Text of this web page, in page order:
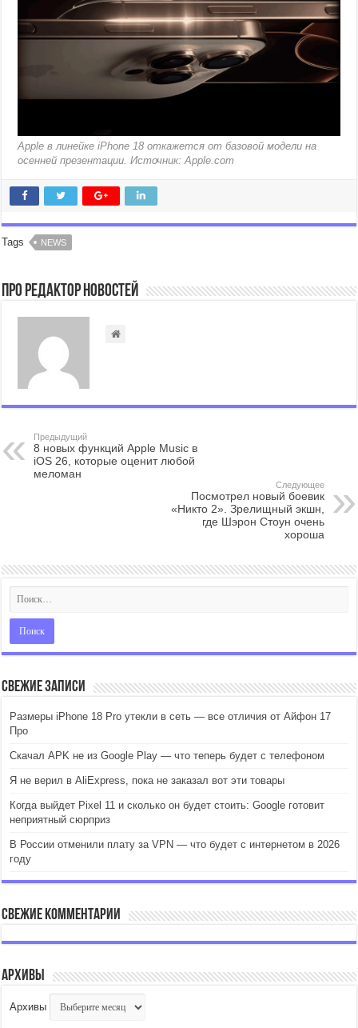
Apple в линейке iPhone 18 откажется от базовой модели на
осенней презентации. Источник: Apple.com
Tags NEWS
Про Редактор Новостей
Предыдущий
8 новых функций Apple Music в
iOS 26, которые оценит любой
меломан
Следующее
Посмотрел новый боевик
«Никто 2». Зрелищный экшн,
где Шэрон Стоун очень
хороша
Свежие записи
Размеры iPhone 18 Pro утекли в сеть — все отличия от Айфон 17
Про
Скачал APK не из Google Play — что теперь будет с телефоном
Я не верил в AliExpress, пока не заказал вот эти товары
Когда выйдет Pixel 11 и сколько он будет стоить: Google готовит
неприятный сюрприз
В России отменили плату за VPN — что будет с интернетом в 2026
году
Свежие комментарии
Архивы
Архивы